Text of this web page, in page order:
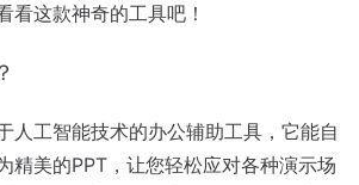
看这款神奇的工具吧！
人工智能技术的办公辅助工具，它能自
精美的PPT，让您轻松应对各种演示场